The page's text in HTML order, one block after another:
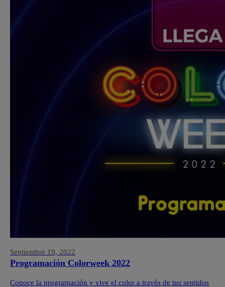
Septiembre 19, 2022
Programación Colorweek 2022
Conoce la programación y vive el color a través de tus sentidos